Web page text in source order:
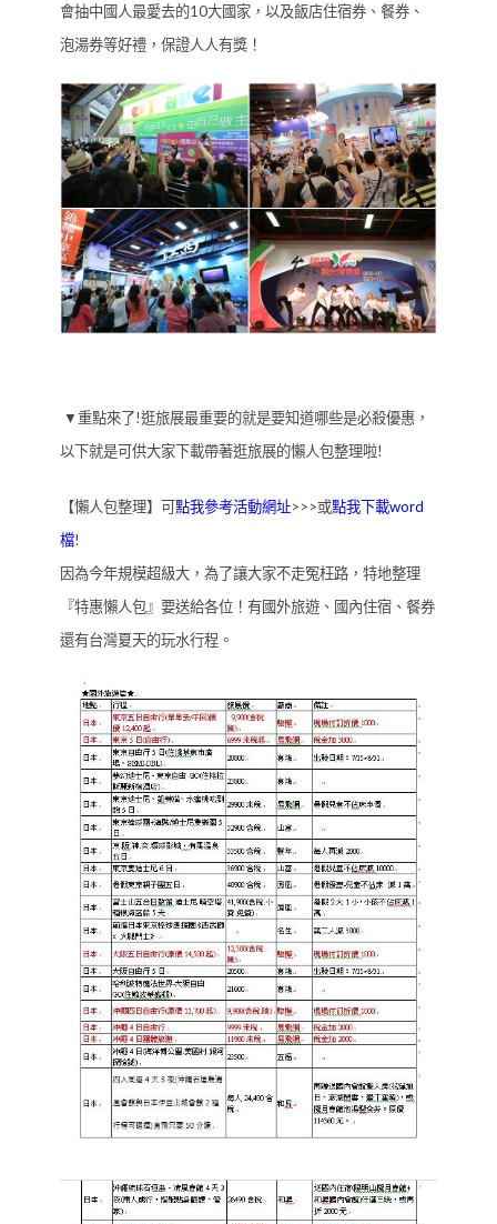
會抽中國人最愛去的10大國家，以及飯店住宿券、餐券、
泡湯券等好禮，保證人人有獎！
▼重點來了!逛旅展最重要的就是要知道哪些是必殺優惠，
以下就是可供大家下載帶著逛旅展的懶人包整理啦!
【懶人包整理】可點我參考活動網址>>>或點我下載word
檔!
因為今年規模超級大，為了讓大家不走冤枉路，特地整理
『特惠懶人包』要送給各位！有國外旅遊、國內住宿、餐券
還有台灣夏天的玩水行程。